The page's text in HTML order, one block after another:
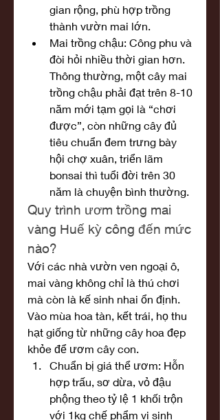
gian rộng, phù hợp trồng
thành vườn mai lớn.
Mai trồng chậu: Công phu và
đòi hỏi nhiều thời gian hơn.
Thông thường, một cây mai
trồng chậu phải đạt trên 8-10
năm mới tạm gọi là “chơi
được”, còn những cây đủ
tiêu chuẩn đem trưng bày
hội chợ xuân, triển lãm
bonsai thì tuổi đời trên 30
năm là chuyện bình thường.
Quy trình ươm trồng mai
vàng Huế kỳ công đến mức
nào?
Với các nhà vườn ven ngoại ô,
mai vàng không chỉ là thú chơi
mà còn là kế sinh nhai ổn định.
Vào mùa hoa tàn, kết trái, họ thu
hạt giống từ những cây hoa đẹp
khỏe để ươm cây con.
Chuẩn bị giá thể ươm: Hỗn
hợp trấu, sơ dừa, vỏ đậu
phộng theo tỷ lệ 1 khối trộn
với 1kg chế phẩm vi sinh